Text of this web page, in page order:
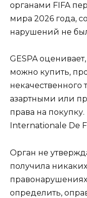
органами FIFA
мира 2026 года,
нарушений не
GESPA
можно купить,
некачественного
азартными или
права на покупку.
Internationale De
Орган не
получила
определить,